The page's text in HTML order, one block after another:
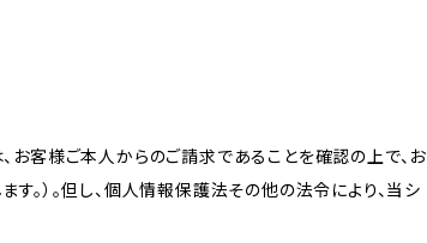
お客様ご本人からのご請求であることを確認の上で、お
。）。但し、個人情報保護法その他の法令により、当シ